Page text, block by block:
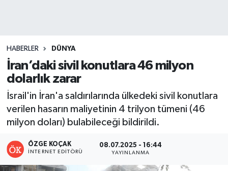
HABERLER DÜNYA
İran’daki sivil konutlara 46 milyon
dolarlık zarar
İsrail'in İran'a saldırılarında ülkedeki sivil konutlara
verilen hasarın maliyetinin 4 trilyon tümeni (46
milyon doları) bulabileceği bildirildi.
ÖZGE KOÇAK
İNTERNET EDITÖRÜ
08.07.2025 - 16:44
YAYINLANMA
Magazin
Spor
Sağlık
Teknoloji
Turizm
Süper Lig Puan Durumu ve Fikstür
Tüm Manşetler
Son Dakika Haberleri
Haber Arşivi